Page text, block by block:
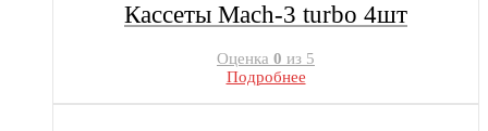
Кассеты Mach-3 turbo 4шт
Оценка 0 из 5
Подробнее